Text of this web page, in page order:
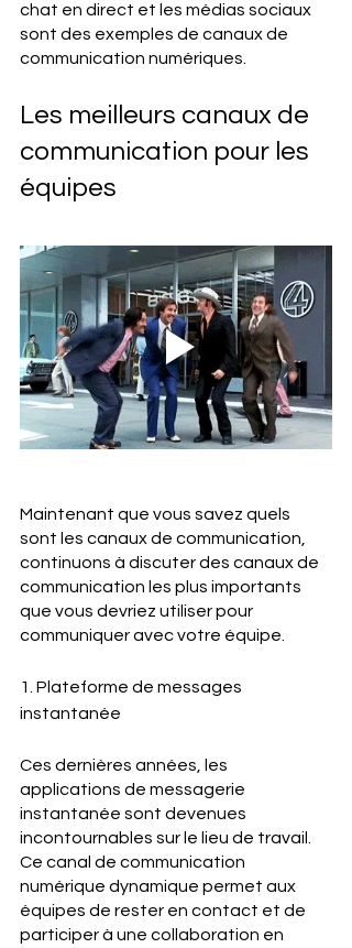
chat en direct et les médias sociaux
sont des exemples de canaux de
communication numériques.
Les meilleurs canaux de
communication pour les
équipes
Maintenant que vous savez quels
sont les canaux de communication,
continuons à discuter des canaux de
communication les plus importants
que vous devriez utiliser pour
communiquer avec votre équipe.
1. Plateforme de messages
instantanée
Ces dernières années, les
applications de messagerie
instantanée sont devenues
incontournables sur le lieu de travail.
Ce canal de communication
numérique dynamique permet aux
équipes de rester en contact et de
participer à une collaboration en